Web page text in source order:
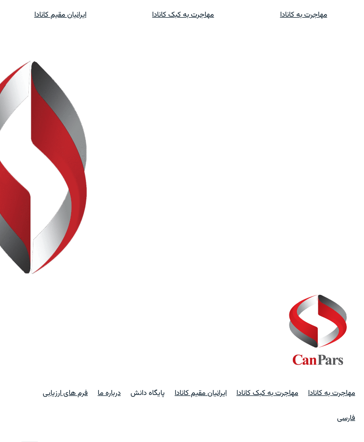
مهاجرت به کانادا مهاجرت به کبک کانادا ایرانیان مقیم کانادا
مهاجرت به کانادا مهاجرت به کبک کانادا ایرانیان مقیم کانادا پایگاه دانش درباره ما فرم های ارزیابی
فارسی